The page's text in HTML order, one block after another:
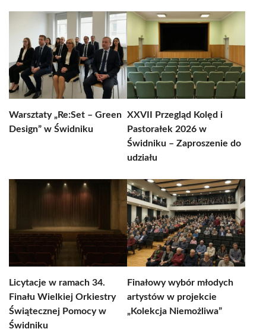
Warsztaty „Re:Set – Green
Design” w Świdniku
XXVII Przegląd Kolęd i
Pastorałek 2026 w
Świdniku – Zaproszenie do
udziału
Licytacje w ramach 34.
Finału Wielkiej Orkiestry
Świątecznej Pomocy w
Świdniku
Finałowy wybór młodych
artystów w projekcie
„Kolekcja Niemożliwa”